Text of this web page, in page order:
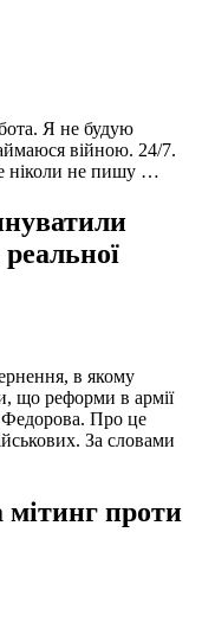
Я не будую
війною. 24/7.
ніколи не пишу …
в якому
що реформи в армії
Федорова. Про це
За словами
мітинг проти